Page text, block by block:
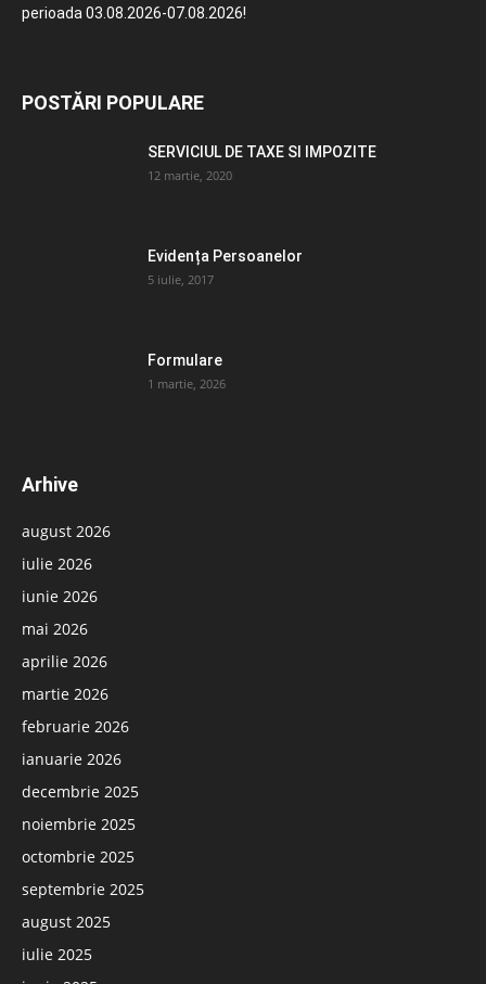
perioada 03.08.2026-07.08.2026!
POSTĂRI POPULARE
SERVICIUL DE TAXE SI IMPOZITE
12 martie, 2020
Evidența Persoanelor
5 iulie, 2017
Formulare
1 martie, 2026
Arhive
august 2026
iulie 2026
iunie 2026
mai 2026
aprilie 2026
martie 2026
februarie 2026
ianuarie 2026
decembrie 2025
noiembrie 2025
octombrie 2025
septembrie 2025
august 2025
iulie 2025